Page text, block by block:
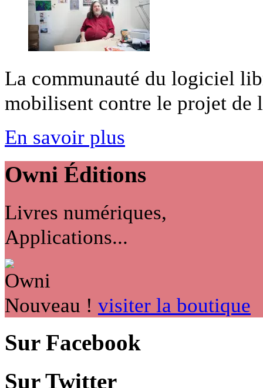
La communauté du logiciel
mobilisent contre le projet de
En savoir plus
Owni Éditions
Livres numériques,
Applications...
Nouveau ! visiter la boutique
Sur Facebook
Sur Twitter